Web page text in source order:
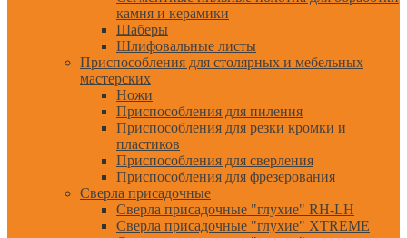
камня и керамики
Шаберы
Шлифовальные листы
Приспособления для столярных и мебельных
мастерских
Ножи
Приспособления для пиления
Приспособления для резки кромки и
пластиков
Приспособления для сверления
Приспособления для фрезерования
Сверла присадочные
Сверла присадочные "глухие" RH-LH
Сверла присадочные "глухие" XTREME